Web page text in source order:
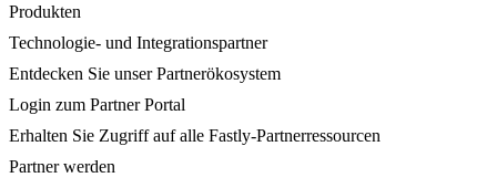
Produkten
Technologie- und Integrationspartner
Entdecken Sie unser Partnerökosystem
Login zum Partner Portal
Erhalten Sie Zugriff auf alle Fastly-Partnerressourcen
Partner werden